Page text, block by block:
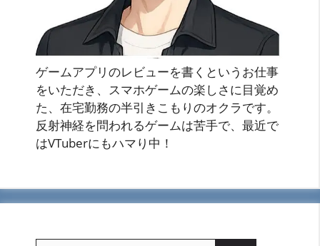
ゲームアプリのレビューを書くというお仕事
をいただき、スマホゲームの楽しさに目覚め
た、在宅勤務の半引きこもりのオクラです。
反射神経を問われるゲームは苦手で、最近で
はVTuberにもハマり中！